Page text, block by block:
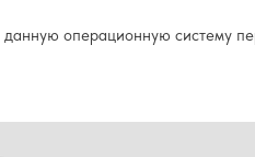
данную операционную систему